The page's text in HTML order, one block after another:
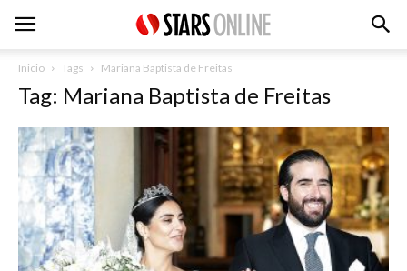
Inicio Tags Mariana Baptista de Freitas
Tag: Mariana Baptista de Freitas